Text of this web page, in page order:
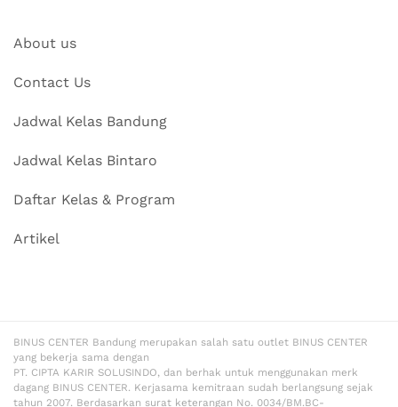
About us
Contact Us
Jadwal Kelas Bandung
Jadwal Kelas Bintaro
Daftar Kelas & Program
Artikel
BINUS CENTER Bandung merupakan salah satu outlet BINUS CENTER
yang bekerja sama dengan
PT. CIPTA KARIR SOLUSINDO, dan berhak untuk menggunakan merk
dagang BINUS CENTER. Kerjasama kemitraan sudah berlangsung sejak
tahun 2007. Berdasarkan surat keterangan No. 0034/BM.BC-